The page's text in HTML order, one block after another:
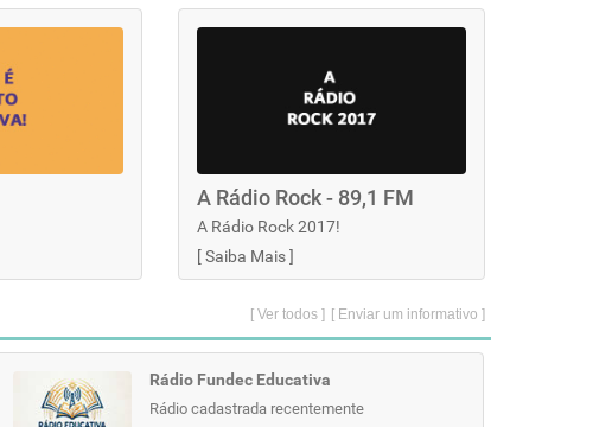
A Rádio Rock - 89,1 FM
A Rádio Rock 2017!
[Saiba Mais]
[ Enviar um informativo ]
[ Ver todos ]
Rádio Fundec Educativa
Rádio cadastrada recentemente